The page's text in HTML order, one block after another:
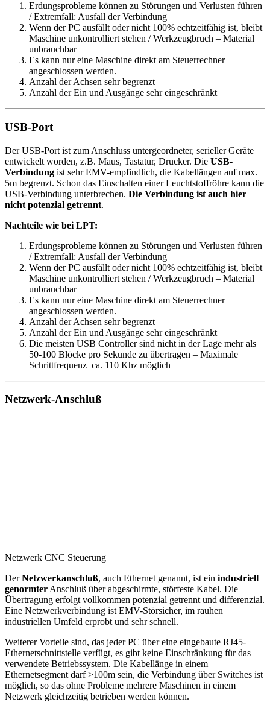
Erdungsprobleme können zu Störungen und Verlusten führen
/ Extremfall: Ausfall der Verbindung
Wenn der PC ausfällt oder nicht 100% echtzeitfähig ist, bleibt
Maschine unkontrolliert stehen / Werkzeugbruch – Material
unbrauchbar
Es kann nur eine Maschine direkt am Steuerrechner
angeschlossen werden.
Anzahl der Achsen sehr begrenzt
Anzahl der Ein und Ausgänge sehr eingeschränkt
USB-Port
Der USB-Port ist zum Anschluss untergeordneter, serieller Geräte
entwickelt worden, z.B. Maus, Tastatur, Drucker. Die USB-
Verbindung ist sehr EMV-empfindlich, die Kabellängen auf max.
5m begrenzt. Schon das Einschalten einer Leuchtstoffröhre kann die
USB-Verbindung unterbrechen. Die Verbindung ist auch hier
nicht potenzial getrennt.
Nachteile wie bei LPT:
Erdungsprobleme können zu Störungen und Verlusten führen
/ Extremfall: Ausfall der Verbindung
Wenn der PC ausfällt oder nicht 100% echtzeitfähig ist, bleibt
Maschine unkontrolliert stehen / Werkzeugbruch – Material
unbrauchbar
Es kann nur eine Maschine direkt am Steuerrechner
angeschlossen werden.
Anzahl der Achsen sehr begrenzt
Anzahl der Ein und Ausgänge sehr eingeschränkt
Die meisten USB Controller sind nicht in der Lage mehr als
50-100 Blöcke pro Sekunde zu übertragen – Maximale
Schrittfrequenz ca. 110 Khz möglich
Netzwerk-Anschluß
Netzwerk CNC Steuerung
DerNetzwerkanschluß, auch Ethernet genannt, ist ein industriell
genormter Anschluß über abgeschirmte, störfeste Kabel. Die
Übertragung erfolgt vollkommen potenzial getrennt und differenzial.
Eine Netzwerkverbindung ist EMV-Störsicher, im rauhen
industriellen Umfeld erprobt und sehr schnell.
Weiterer Vorteile sind, das jeder PC über eine eingebaute RJ45-
Ethernetschnittstelle verfügt, es gibt keine Einschränkung für das
verwendete Betriebssystem. Die Kabellänge in einem
Ethernetsegment darf >100m sein, die Verbindung über Switches ist
möglich, so das ohne Probleme mehrere Maschinen in einem
Netzwerk gleichzeitig betrieben werden können.